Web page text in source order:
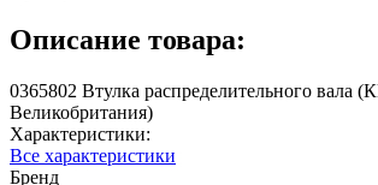
Описание товара:
0365802 Втулка распределительного вала
Великобритания)
Характеристики:
Все характеристики
Бренд